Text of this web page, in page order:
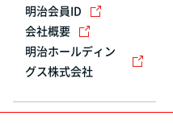
明治会員ID
会社概要
明治ホールディン
グス株式会社